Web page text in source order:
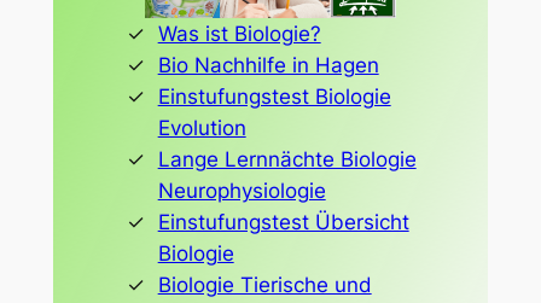
Was ist Biologie?
Bio Nachhilfe in Hagen
Einstufungstest Biologie
Evolution
Lange Lernnächte Biologie
Neurophysiologie
Einstufungstest Übersicht
Biologie
Biologie Tierische und